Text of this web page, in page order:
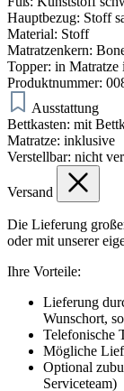
Material &
Fuß: Kunststoff
Hauptbezug: Stoff
Material: Stoff
Matratzenkern:
Topper:
Produktnummer:
Ausstattung
Bettkasten: mit
Matratze: inklusive
Verstellbar: nicht
Versand
oder mit unserer
Ihre Vorteile:
Lieferung
Wunschort,
Telefonische
Mögliche